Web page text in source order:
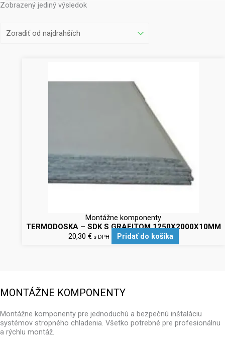
Zobrazený jediný výsledok
Montážne komponenty
TERMODOSKA – SDK S GRAFITOM 1250X2000X10MM
20,30 €s DPH Pridať do košíka
MONTÁŽNE KOMPONENTY
Montážne komponenty pre jednoduchú a bezpečnú inštaláciu
systémov stropného chladenia. Všetko potrebné pre profesionálnu
a rýchlu montáž.